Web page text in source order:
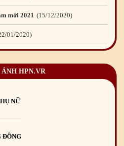
mới 2021 15/12/2020
/01 /2020
/02/2019
mới 2019
mới 2026
HPN.VR
NỮ
ĐỒNG